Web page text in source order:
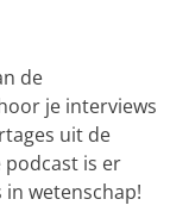
de
je interviews
uit de
podcast is er
wetenschap!